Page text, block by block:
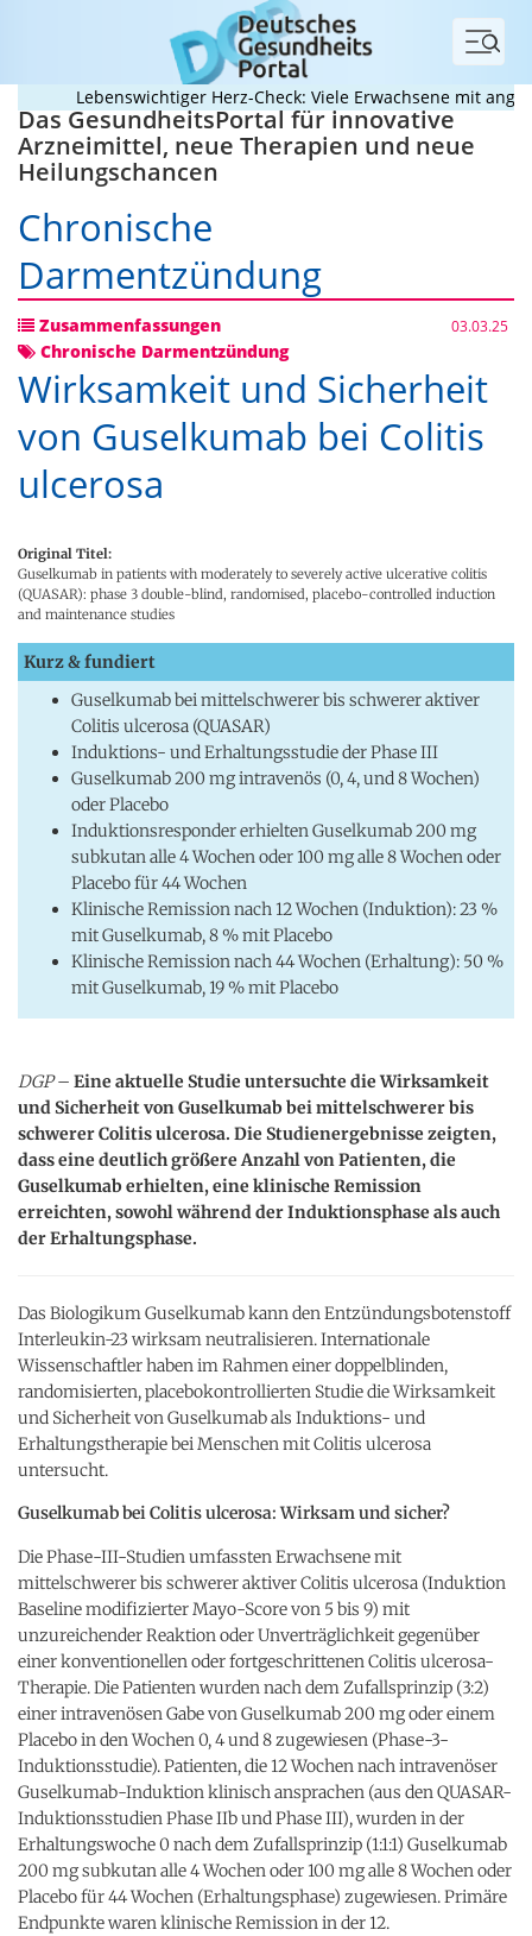
Menü
Lebenswichtiger Herz-Check: Viele Erwachsene mit
Das GesundheitsPortal für innovative
Arzneimittel, neue Therapien und neue
Heilungschancen
Chronische
Darmentzündung
Zusammenfassungen 03.03.25
Chronische Darmentzündung
Wirksamkeit und Sicherheit
von Guselkumab bei Colitis
ulcerosa
Original Titel:
Guselkumab in patients with moderately to severely active ulcerative colitis
(QUASAR): phase 3 double-blind, randomised, placebo-controlled induction
and maintenance studies
Kurz & fundiert
Guselkumab bei mittelschwerer bis schwerer aktiver
Colitis ulcerosa (QUASAR)
Induktions- und Erhaltungsstudie der Phase III
Guselkumab 200 mg intravenös (0, 4, und 8 Wochen)
oder Placebo
Induktionsresponder erhielten Guselkumab 200 mg
subkutan alle 4 Wochen oder 100 mg alle 8 Wochen oder
Placebo für 44 Wochen
Klinische Remission nach 12 Wochen (Induktion): 23 %
mit Guselkumab, 8 % mit Placebo
Klinische Remission nach 44 Wochen (Erhaltung): 50 %
mit Guselkumab, 19 % mit Placebo
DGP– Eine aktuelle Studie untersuchte die Wirksamkeit
und Sicherheit von Guselkumab bei mittelschwerer bis
schwerer Colitis ulcerosa. Die Studienergebnisse zeigten,
dass eine deutlich größere Anzahl von Patienten, die
Guselkumab erhielten, eine klinische Remission
erreichten, sowohl während der Induktionsphase als auch
der Erhaltungsphase.
Das Biologikum Guselkumab kann den Entzündungsbotenstoff
Interleukin-23 wirksam neutralisieren. Internationale
Wissenschaftler haben im Rahmen einer doppelblinden,
randomisierten, placebokontrollierten Studie die Wirksamkeit
und Sicherheit von Guselkumab als Induktions- und
Erhaltungstherapie bei Menschen mit Colitis ulcerosa
untersucht.
Guselkumab bei Colitis ulcerosa: Wirksam und sicher?
Die Phase-III-Studien umfassten Erwachsene mit
mittelschwerer bis schwerer aktiver Colitis ulcerosa (Induktion
Baseline modifizierter Mayo-Score von 5 bis 9) mit
unzureichender Reaktion oder Unverträglichkeit gegenüber
einer konventionellen oder fortgeschrittenen Colitis ulcerosa-
Therapie. Die Patienten wurden nach dem Zufallsprinzip (3:2)
einer intravenösen Gabe von Guselkumab 200 mg oder einem
Placebo in den Wochen 0, 4 und 8 zugewiesen (Phase-3-
Induktionsstudie). Patienten, die 12 Wochen nach intravenöser
Guselkumab-Induktion klinisch ansprachen (aus den QUASAR-
Induktionsstudien Phase IIb und Phase III), wurden in der
Erhaltungswoche 0 nach dem Zufallsprinzip (1:1:1) Guselkumab
200 mg subkutan alle 4 Wochen oder 100 mg alle 8 Wochen oder
Placebo für 44 Wochen (Erhaltungsphase) zugewiesen. Primäre
Endpunkte waren klinische Remission in der 12.